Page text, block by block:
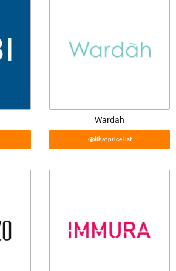
Wardah
lihat price list